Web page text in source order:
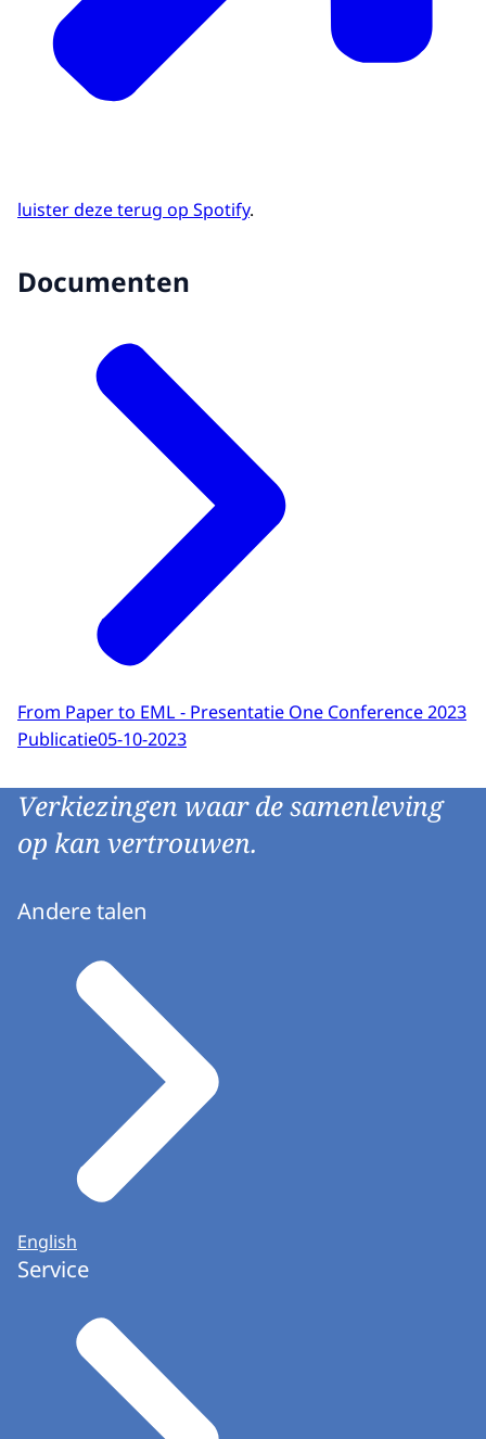
luister deze terug op Spotify.
Documenten
From Paper to EML - Presentatie One Conference 2023
Publicatie05-10-2023
Verkiezingen waar de samenleving
op kan vertrouwen.
Andere talen
English
Service